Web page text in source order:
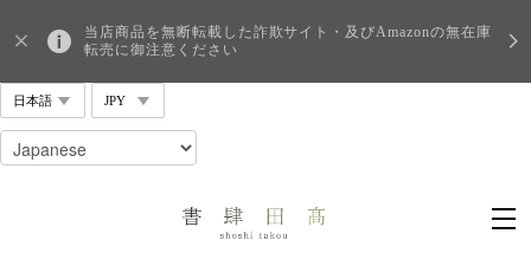
当店商品を無断転載した詐欺サイト・及びAmazonの無在庫
転売に御注意ください